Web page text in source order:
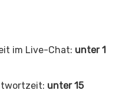
im Live-Chat: unter 1
unter 15